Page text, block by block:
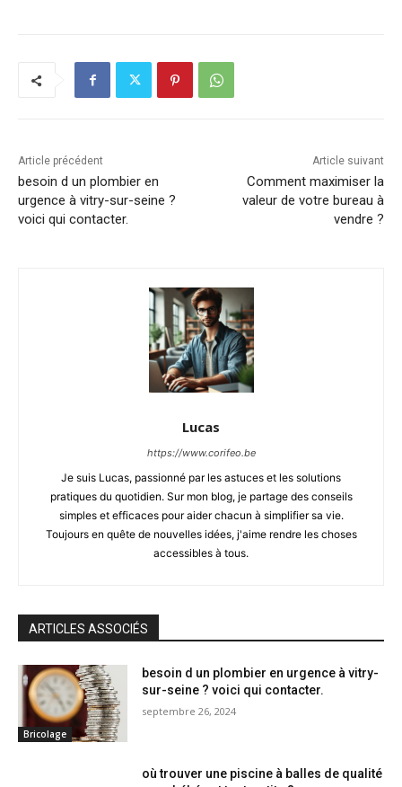
Article précédent
besoin d un plombier en
urgence à vitry-sur-seine ?
voici qui contacter.
Article suivant
Comment maximiser la
valeur de votre bureau à
vendre ?
Lucas
https://www.corifeo.be
Je suis Lucas, passionné par les astuces et les solutions
pratiques du quotidien. Sur mon blog, je partage des conseils
simples et efficaces pour aider chacun à simplifier sa vie.
Toujours en quête de nouvelles idées, j'aime rendre les choses
accessibles à tous.
ARTICLES ASSOCIÉS
Bricolage
besoin d un plombier en urgence à vitry-
sur-seine ? voici qui contacter.
septembre 26, 2024
où trouver une piscine à balles de qualité